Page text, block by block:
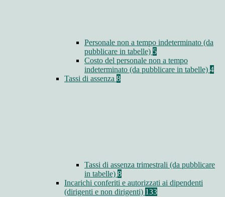
Personale non a tempo indeterminato (da
pubblicare in tabelle) 5
Costo del personale non a tempo
indeterminato (da pubblicare in tabelle) 4
Tassi di assenza 8
Tassi di assenza trimestrali (da pubblicare
in tabelle) 8
Incarichi conferiti e autorizzati ai dipendenti
(dirigenti e non dirigenti) 133